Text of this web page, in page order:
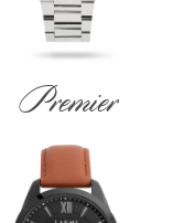
Premier